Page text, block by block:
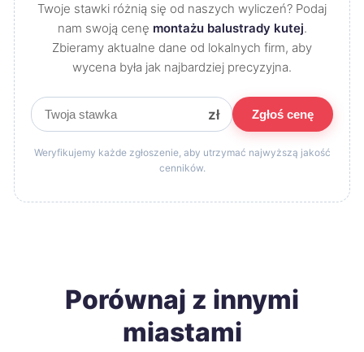
Twoje stawki różnią się od naszych wyliczeń? Podaj
nam swoją cenę montażu balustrady kutej.
Zbieramy aktualne dane od lokalnych firm, aby
wycena była jak najbardziej precyzyjna.
zł Zgłoś cenę
Weryfikujemy każde zgłoszenie, aby utrzymać najwyższą jakość
cenników.
Porównaj z innymi
miastami